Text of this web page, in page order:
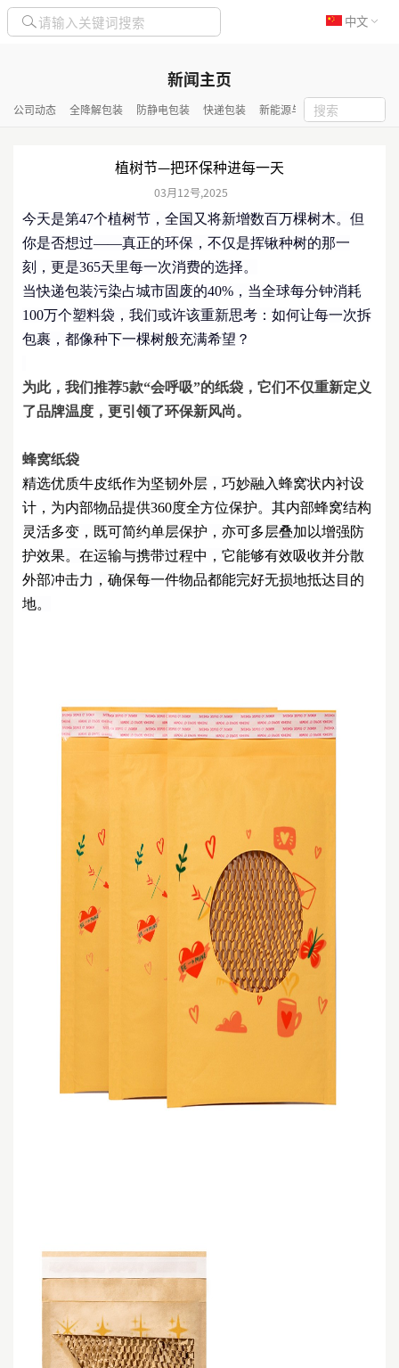
中文
新闻主页
公司动态 全降解包装 防静电包装 快递包装 新能源与化工包装
植树节—把环保种进每一天
03月12号,2025
今天是第47个植树节，全国又将新增数百万棵树木。但
你是否想过——真正的环保，不仅是挥锹种树的那一
刻，更是365天里每一次消费的选择。
当快递包装污染占城市固废的40%，当全球每分钟消耗
100万个塑料袋，我们或许该重新思考：如何让每一次拆
包裹，都像种下一棵树般充满希望？
为此， 我们推荐5款“会呼吸”的纸袋，它们不仅重新定义
了品牌温度，更引领了环保新风尚。
蜂窝纸袋
精选优质牛皮纸作为坚韧外层，巧妙融入蜂窝状内衬设
计，为内部物品提供360度全方位保护。其内部蜂窝结构
灵活多变，既可简约单层保护，亦可多层叠加以增强防
护效果。在运输与携带过程中，它能够有效吸收并分散
外部冲击力，确保每一件物品都能完好无损地抵达目的
地。